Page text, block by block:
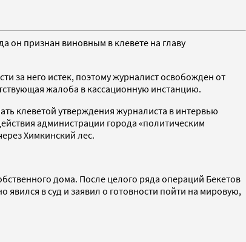
он признан виновным в клевете на главу
за него истек, поэтому журналист освобожден от
жалоба в кассационную инстанцию.
клеветой утверждения журналиста в интервью
администрации города «политическим
Химкинский лес.
дома. После целого ряда операций Бекетов
явился в суд и заявил о готовности пойти на мировую,